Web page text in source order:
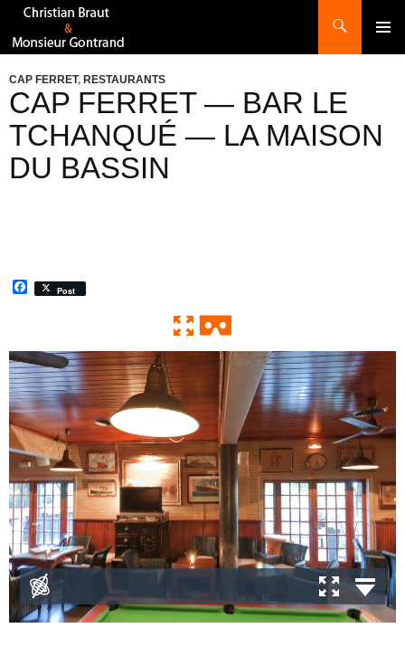
Recherche
AU
CAP FERRET, RESTAURANTS
CAP FERRET — BAR LE
TCHANQUÉ — LA MAISON
DU BASSIN
F
a
o
o
k
Post
Exit VR
VR Setup
0:00 / 0:00